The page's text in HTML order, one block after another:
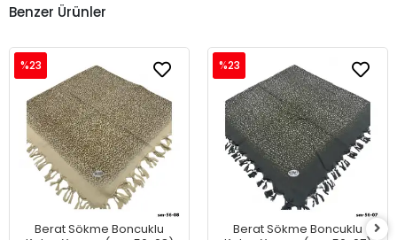
Benzer Ürünler
Berat Sökme Boncuklu
%23
Berat Sökme Boncuklu
%23